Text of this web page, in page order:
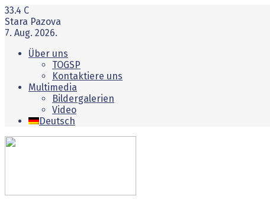
33.4 C
Stara Pazova
7. Aug. 2026.
Über uns
TOGSP
Kontaktiere uns
Multimedia
Bildergalerien
Video
Deutsch